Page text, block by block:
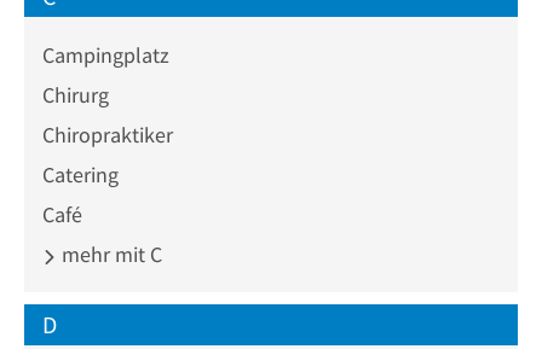
Campingplatz
Chirurg
Chiropraktiker
Catering
Café
mehr mit C
D